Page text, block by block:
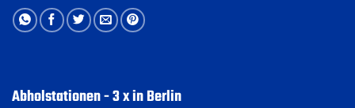
Abholstationen - 3 x in Berlin